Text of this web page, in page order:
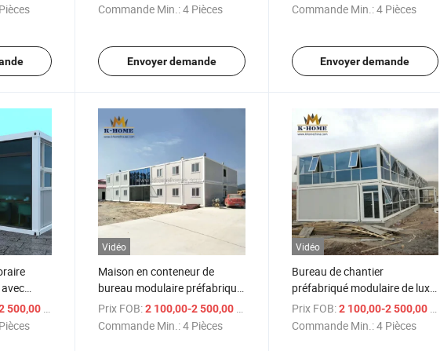
Commande Min.:4 Pièces
Envoyer demande
Commande Min.:4 Pièces
Envoyer demande
$US
Vidéo
Maison en conteneur de
bureau modulaire préfabriqué
avec panneaux sandwich et
mobilier complet
Prix FOB: 2 100,00-2 500,00 $US
Commande Min.:4 Pièces
Vidéo
Bureau de chantier
préfabriqué modulaire de luxe
avec mur en verre
Prix FOB: 2 100,00-2 500,00 $US
Commande Min.:4 Pièces